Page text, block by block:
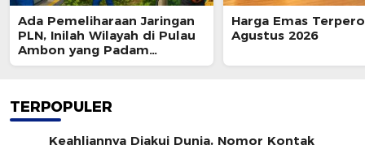
Ada Pemeliharaan Jaringan
PLN, Inilah Wilayah di Pulau
Ambon yang Padam
Sementara 8 Agustus 2026
Harga Emas
Agustus 2026
TERPOPULER
Keahliannya Diakui Dunia, Nomor Kontak